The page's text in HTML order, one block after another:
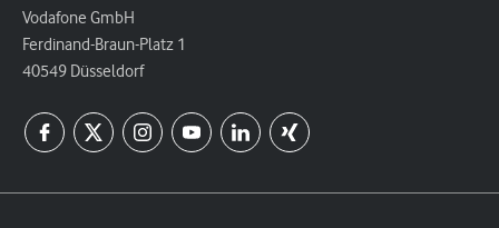
Vodafone GmbH
Ferdinand-Braun-Platz 1
40549 Düsseldorf